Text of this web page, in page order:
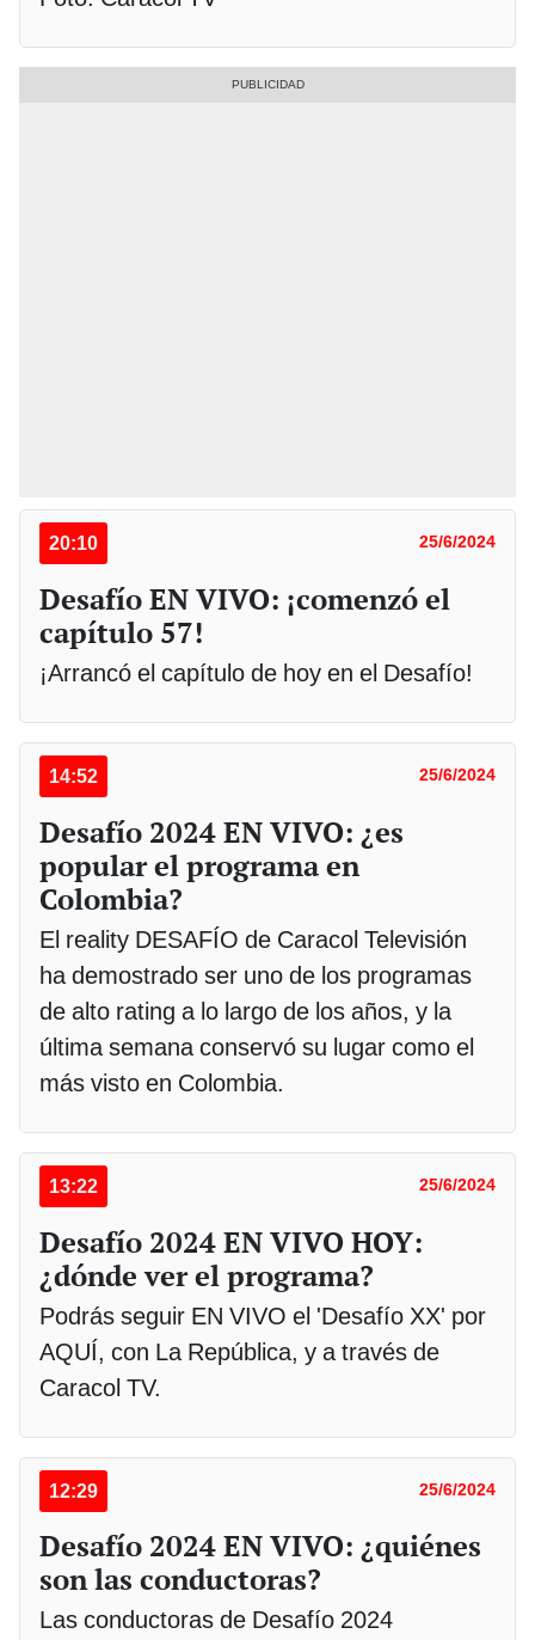
20:10 25/6/2024
Desafío EN VIVO: ¡comenzó el
capítulo 57!
¡Arrancó el capítulo de hoy en el Desafío!
14:52 25/6/2024
Desafío 2024 EN VIVO: ¿es
popular el programa en
Colombia?
El reality DESAFÍO de Caracol Televisión
ha demostrado ser uno de los programas
de alto rating a lo largo de los años, y la
última semana conservó su lugar como el
más visto en Colombia.
13:22 25/6/2024
Desafío 2024 EN VIVO HOY:
¿dónde ver el programa?
Podrás seguir EN VIVO el 'Desafío XX' por
AQUÍ, con La República, y a través de
Caracol TV.
12:29 25/6/2024
Desafío 2024 EN VIVO: ¿quiénes
son las conductoras?
Las conductoras de Desafío 2024